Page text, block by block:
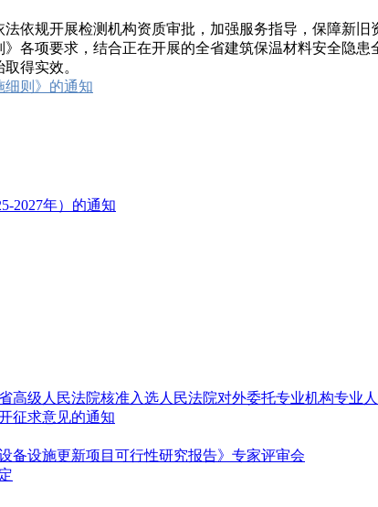
规开展检测机构资质审批，加强服务指导，保障新旧
项要求，结合正在开展的全省建筑保温材料安全隐患
得实效。
细则》的通知
2027年）的通知
级人民法院核准入选人民法院对外委托专业机构专业
征求意见的通知
备设施更新项目可行性研究报告》专家评审会